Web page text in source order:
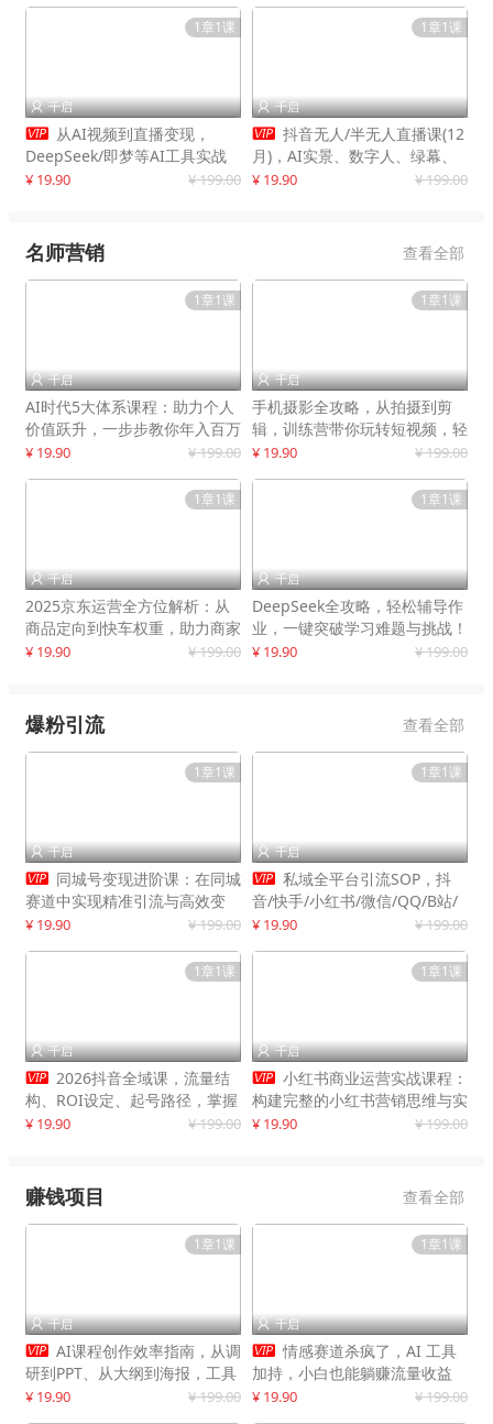
1章1课
 千启
 从AI视频到直播变现，
DeepSeek/即梦等AI工具实战
教学，生产爆款视频，打造高流
¥ 19.90 ¥ 199.00
1章1课
 千启
 抖音无人/半无人直播课(12
月)，AI实景、数字人、绿幕、
多种玩法、24小时自动盈利
¥ 19.90 ¥ 199.00
名师营销 查看全部
1章1课
 千启
AI时代5大体系课程：助力个人
价值跃升，一步步教你年入百万
¥ 19.90 ¥ 199.00
1章1课
 千启
手机摄影全攻略，从拍摄到剪
辑，训练营带你玩转短视频，轻
松拍大片
¥ 19.90 ¥ 199.00
1章1课
 千启
2025京东运营全方位解析：从
商品定向到快车权重，助力商家
打造爆款商品
¥ 19.90 ¥ 199.00
1章1课
 千启
DeepSeek全攻略，轻松辅导作
业，一键突破学习难题与挑战！
¥ 19.90 ¥ 199.00
爆粉引流 查看全部
1章1课
 千启
 同城号变现进阶课：在同城
赛道中实现精准引流与高效变
现，单店月引流成交额提升50%
¥ 19.90 ¥ 199.00
1章1课
 千启
 私域全平台引流SOP，抖
音/快手/小红书/微信/QQ/B站/
闲鱼等，技术合集，高效转化公
¥ 19.90 ¥ 199.00
1章1课
 千启
 2026抖音全域课，流量结
构、ROI设定、起号路径，掌握
平台新规下利润最大化
¥ 19.90 ¥ 199.00
1章1课
 千启
 小红书商业运营实战课程：
构建完整的小红书营销思维与实
战能力，案例店铺月销破百万！
¥ 19.90 ¥ 199.00
赚钱项目 查看全部
1章1课
 千启
 AI课程创作效率指南，从调
研到PPT、从大纲到海报，工具
赋能，打造可持续变现产品线
¥ 19.90 ¥ 199.00
1章1课
 千启
 情感赛道杀疯了，AI 工具
加持，小白也能躺赚流量收益
¥ 19.90 ¥ 199.00